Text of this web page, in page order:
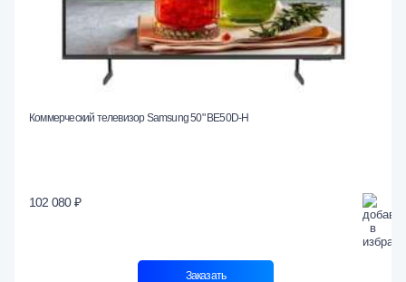
Коммерческий телевизор Samsung 50" BE50D-H
102 080 ₽
Заказать